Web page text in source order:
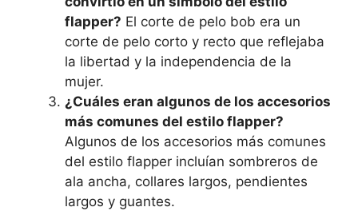
flapper? El corte de pelo bob era un
corte de pelo corto y recto que reflejaba
la libertad y la independencia de la
mujer.
¿Cuáles eran algunos de los accesorios
más comunes del estilo flapper?
Algunos de los accesorios más comunes
del estilo flapper incluían sombreros de
ala ancha, collares largos, pendientes
largos y guantes.